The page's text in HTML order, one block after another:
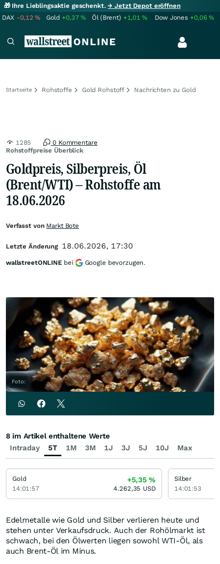
🎁 Ihre Lieblingsaktie geschenkt.→ Jetzt Depot eröffnen
DAX -0,12% Gold +0,37% Öl (Brent) +1,01% Dow Jones +0,06%
Startseite Rohstoffe Gold Rohstoff Nachrichten zu Gold
Rohstoffpreise Überblick
1285 0 Kommentare
Goldpreis, Silberpreis, Öl
(Brent/WTI) – Rohstoffe am
18.06.2026
Foto:
Edelmetalle wie Gold und Silber verlieren heute und
stehen unter Verkaufsdruck. Auch der Rohölmarkt ist
schwach, bei den Ölwerten liegen sowohl WTI-Öl, als
auch Brent-Öl im Minus.
Verfasst von Markt Bote
Letzte Änderung 18.06.2026, 17:30
wallstreetONLINE bei Google bevorzugen.
Intraday 5T 1M 3M 1J 3J 5J 10J Max
8 im Artikel enthaltene Werte
Gold
14:01:57
+5,35%
4.262,35 USD
Silber
14:01:53